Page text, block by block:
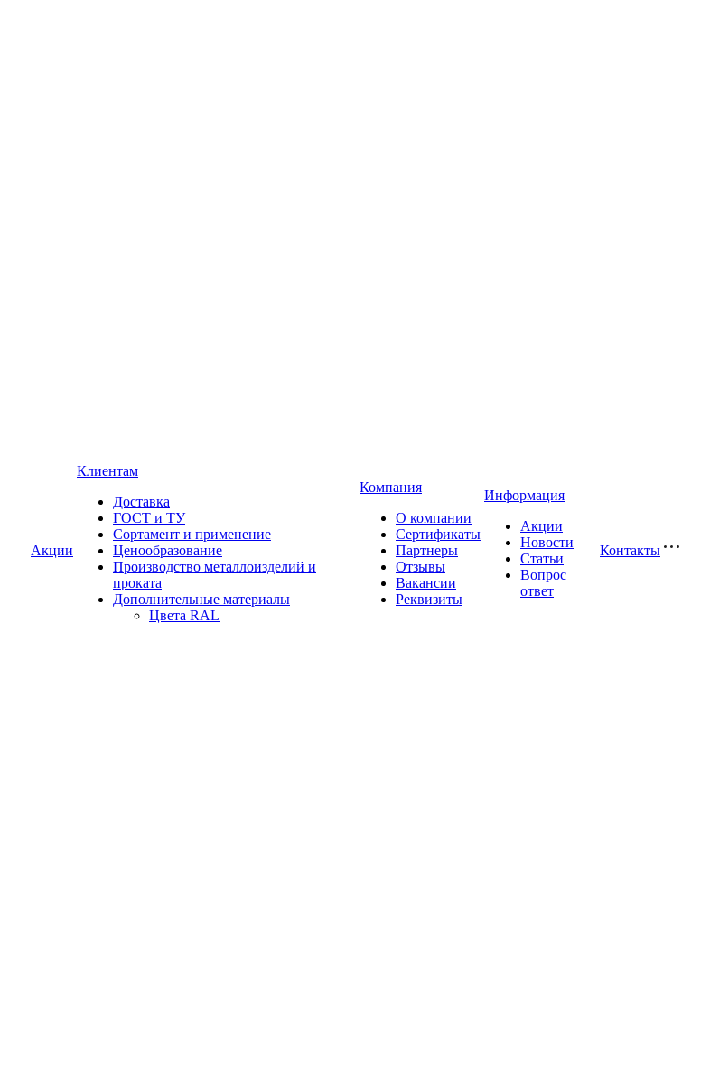
Акции
Клиентам
Доставка
ГОСТ и ТУ
Сортамент и применение
Ценообразование
Производство металлоизделий и
проката
Дополнительные материалы
Цвета RAL
Компания
О компании
Сертификаты
Партнеры
Отзывы
Вакансии
Реквизиты
Информация
Акции
Новости
Статьи
Вопрос
ответ
Контакты